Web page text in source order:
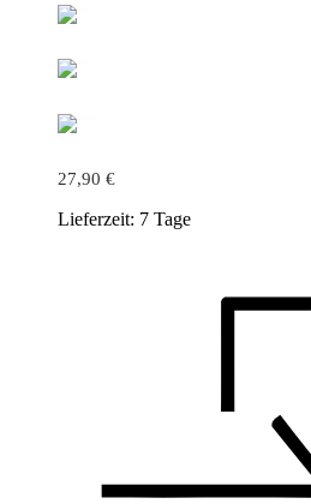
27,90 €
Lieferzeit: 7 Tage